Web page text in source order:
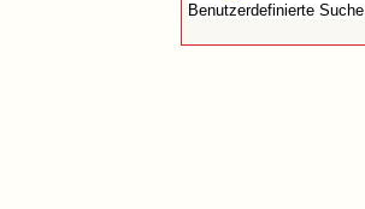
Benutzerdefinierte Suche